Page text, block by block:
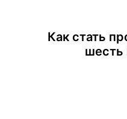
Как стать
шесть